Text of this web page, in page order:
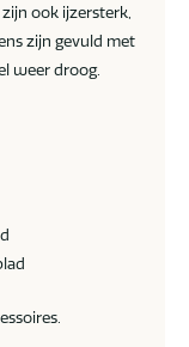
ook ijzersterk,
zijn gevuld met
weer droog.